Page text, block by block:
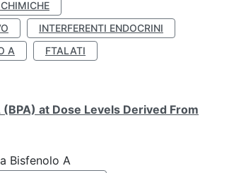
INTERFERENTI ENDOCRINI
A
FTALATI
at Dose Levels Derived From
Bisfenolo A